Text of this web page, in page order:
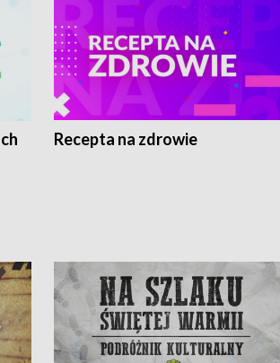
Recepta na zdrowie